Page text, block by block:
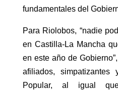
fundamentales del
Para Riolobos, “nadie
en Castilla-La Mancha
en este año de
afiliados,
Popular, al igual